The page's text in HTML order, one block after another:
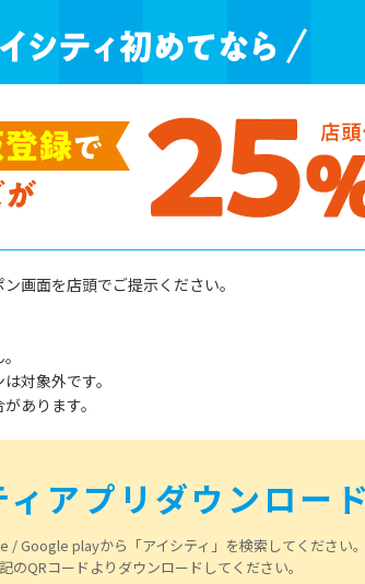
画面を店頭でご提示ください。
対象外です。
あります。
ィアプリダウンロー
/ Google playから「アイシティ」を検索してください
のQRコードよりダウンロードしてください。